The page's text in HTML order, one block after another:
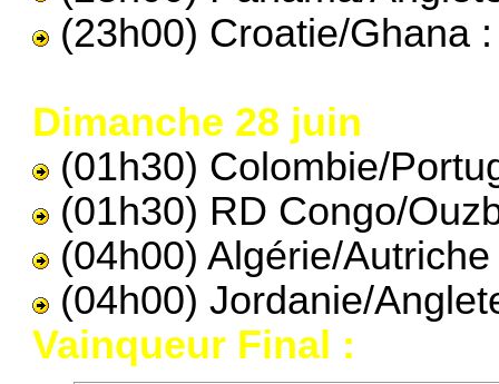
(23h00) Croatie/Ghana :
Dimanche 28 juin
(01h30) Colombie/
(01h30) RD Congo/
(04h00) Algérie/Autriche
(04h00) Jordanie/
Vainqueur Final :